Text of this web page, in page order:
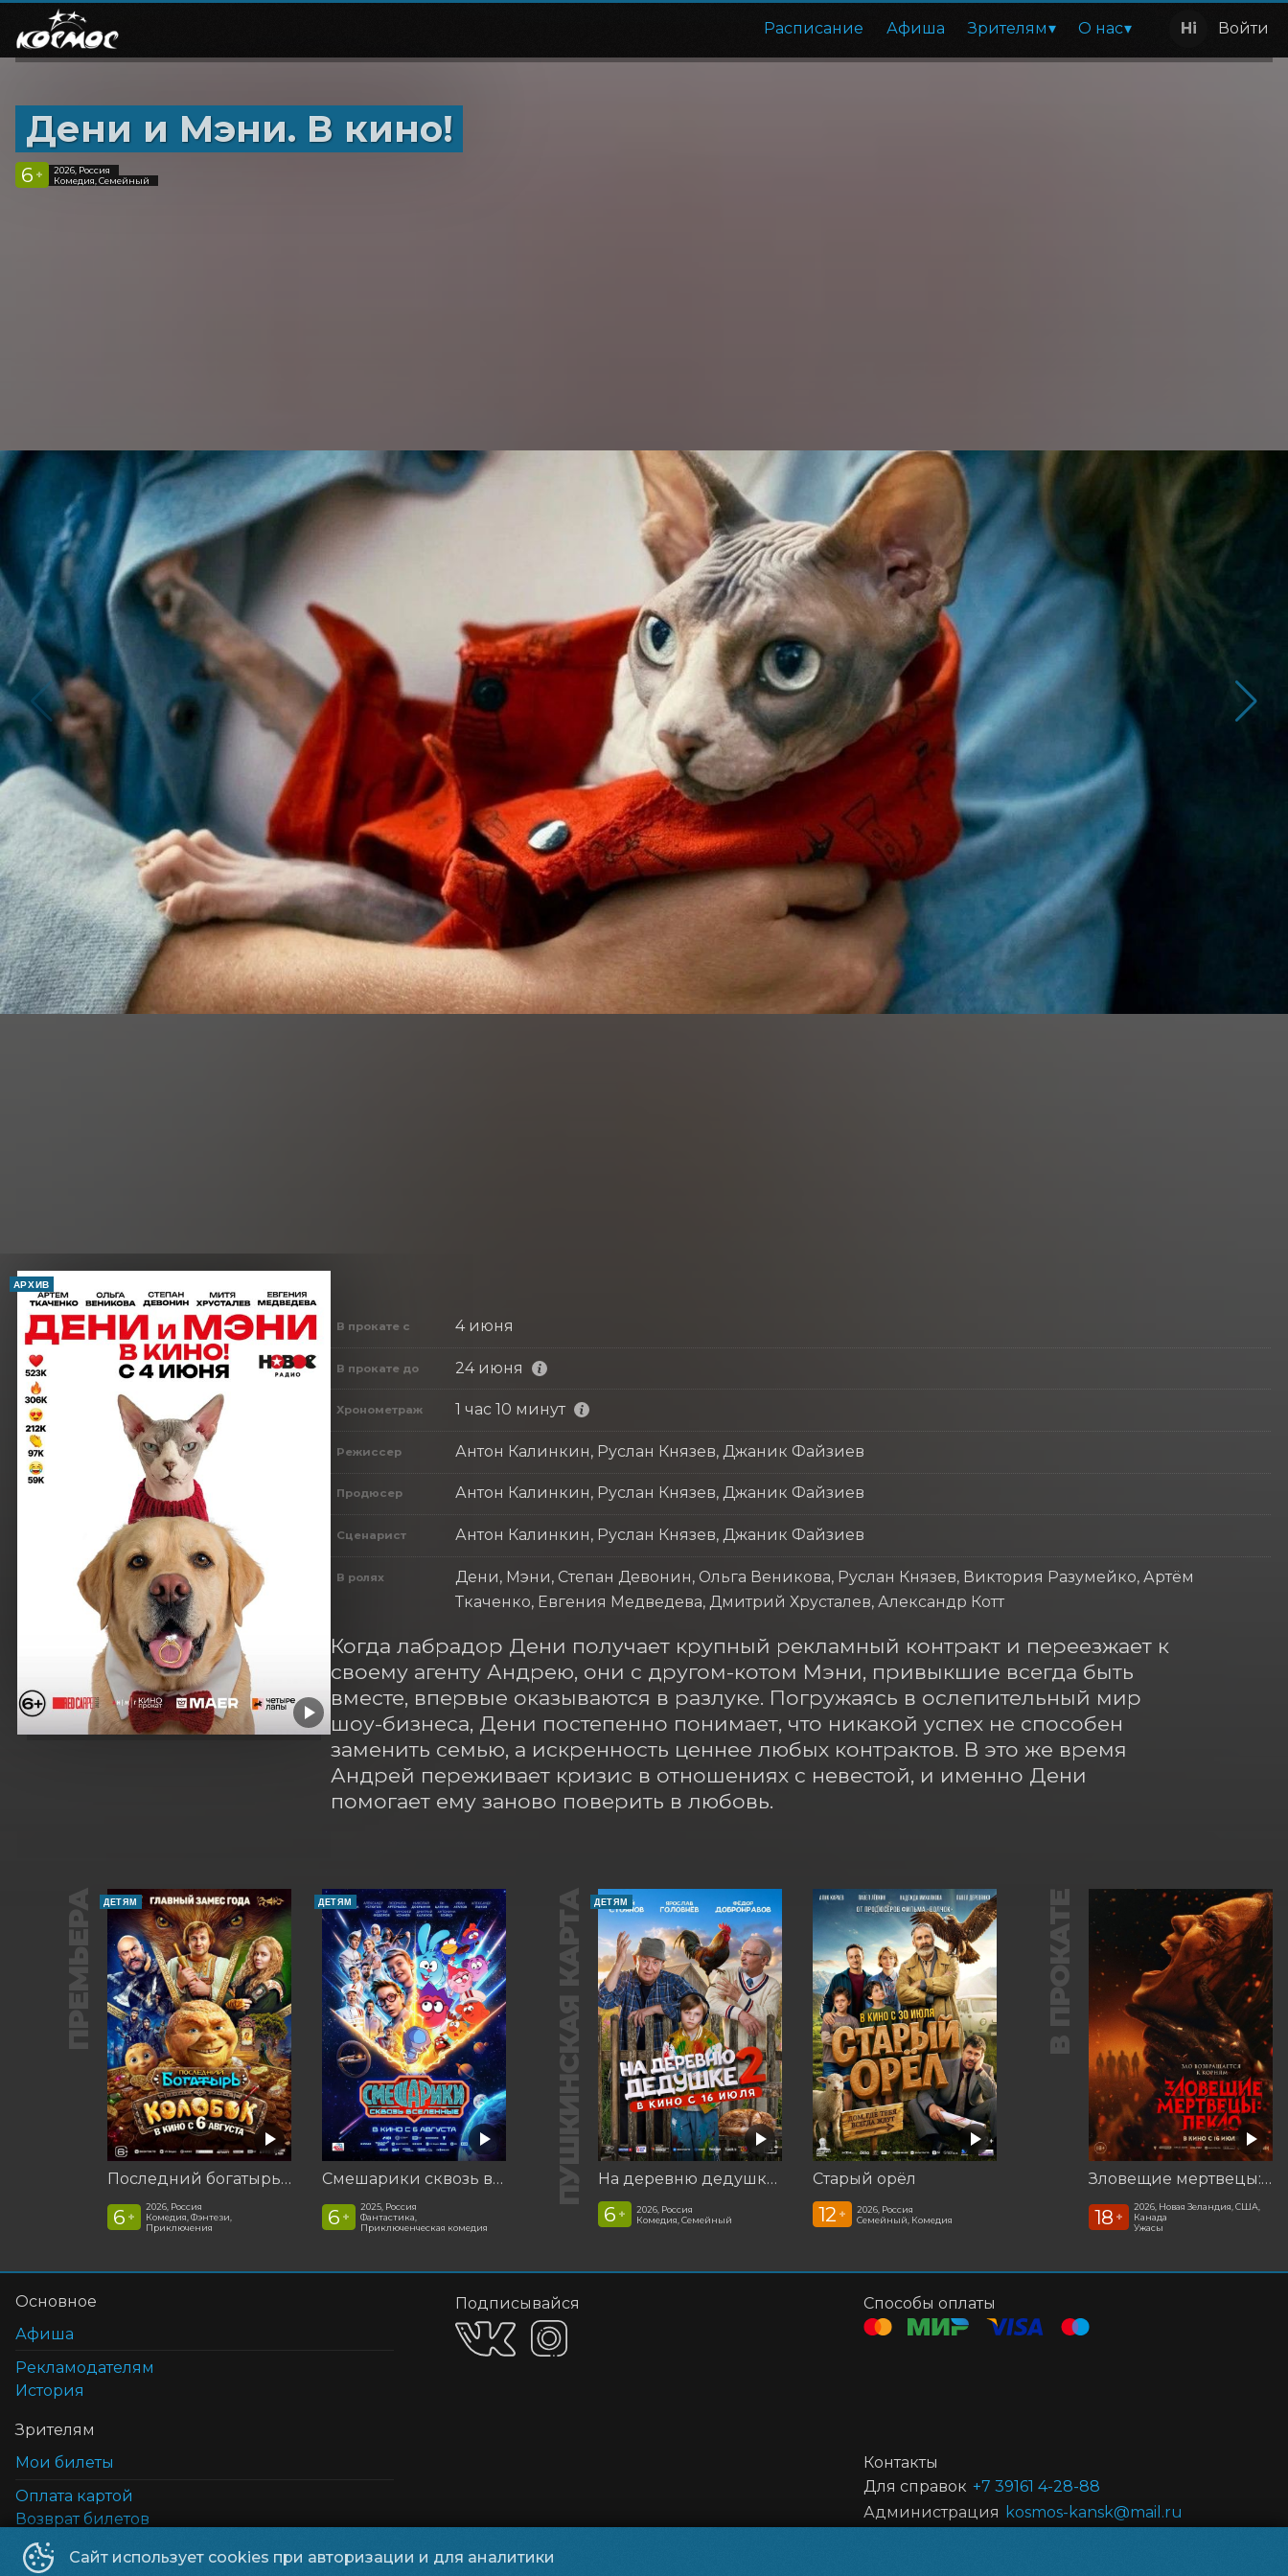
Расписание Афиша Зрителям О нас Войти
Дени и Мэни. В кино!
6 +
2026, Россия
Комедия, Семейный
АРХИВ
В прокате с 4 июня
В прокате до 24 июня
Хронометраж 1 час 10 минут
Режиссер Антон Калинкин, Руслан Князев, Джаник Файзиев
Продюсер Антон Калинкин, Руслан Князев, Джаник Файзиев
Сценарист Антон Калинкин, Руслан Князев, Джаник Файзиев
В ролях
Дени, Мэни, Степан Девонин, Ольга Веникова, Руслан Князев, Виктория Разумейко, Артём
Ткаченко, Евгения Медведева, Дмитрий Хрусталев, Александр Котт
Когда лабрадор Дени получает крупный рекламный контракт и переезжает к
своему агенту Андрею, они с другом-котом Мэни, привыкшие всегда быть
вместе, впервые оказываются в разлуке. Погружаясь в ослепительный мир
шоу-бизнеса, Дени постепенно понимает, что никакой успех не способен
заменить семью, а искренность ценнее любых контрактов. В это же время
Андрей переживает кризис в отношениях с невестой, и именно Дени
помогает ему заново поверить в любовь.
ПРЕМЬЕРА ДЕТЯМ
Последний богатырь. Колобок
6 +
2026, Россия
Комедия, Фэнтези,
Приключения
ДЕТЯМ
Смешарики сквозь вселенные
6 +
2025, Россия
Фантастика,
Приключенческая комедия
ПУШКИНСКАЯ КАРТА ДЕТЯМ
На деревню дедушке 2
6 +
2026, Россия
Комедия, Семейный
Старый орёл
12 +
2026, Россия
Семейный, Комедия
В ПРОКАТЕ
Зловещие мертвецы: Пекло
18 +
2026, Новая Зеландия, США,
Канада
Ужасы
Сайт использует cookies при авторизации и для аналитики
Основное
Афиша
Рекламодателям
История
Зрителям
Мои билеты
Оплата картой
Возврат билетов
Cертификаты
Подписывайся Способы оплаты
Контакты
Для справок +7 39161 4-28-88
Администрация kosmos-kansk@mail.ru